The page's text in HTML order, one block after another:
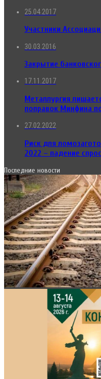
25.04.2017
Участники
30.03.2016
Закрытие
17.11.2017
Металлургия
поправок Минфина
27.02.2022
Риск для
2022 – падение
Последние новости